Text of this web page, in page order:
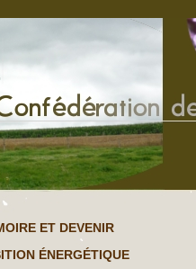
ET DEVENIR
ÉNERGÉTIQUE